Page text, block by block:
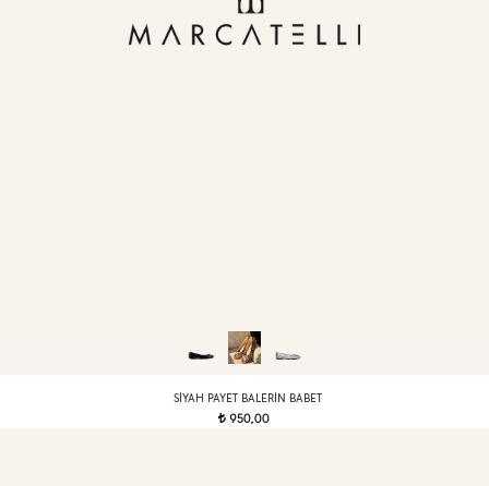
SIYAH PAYET BALERIN BABET
t950,00